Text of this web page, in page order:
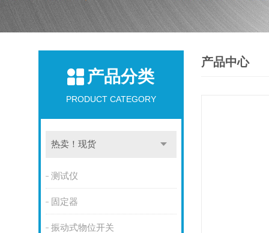
产品分类
PRODUCT CATEGORY
热卖！现货
测试仪
固定器
振动式物位开关
产品中心